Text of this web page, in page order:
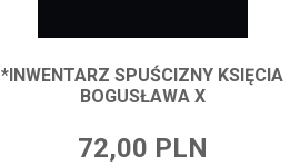
*INWENTARZ SPUŚCIZNY KSIĘCIA
BOGUSŁAWA X
72,00 PLN